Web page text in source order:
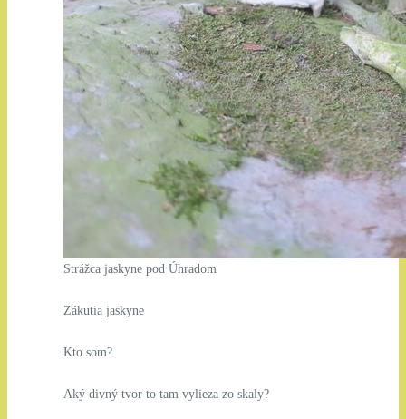
Strážca jaskyne pod Úhradom
Zákutia jaskyne
Kto som?
Aký divný tvor to tam vylieza zo skaly?